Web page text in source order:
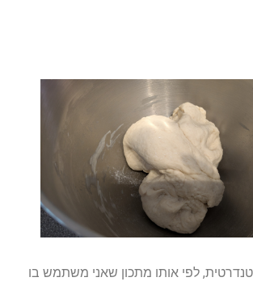
לפי אותו מתכון שאני משתמש בו